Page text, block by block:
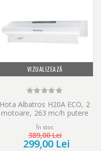
VIZUALIZEAZĂ
Hota Albatros H20A ECO, 2
motoare, 263 mc/h putere
În stoc
389,00 Lei
299,00 Lei